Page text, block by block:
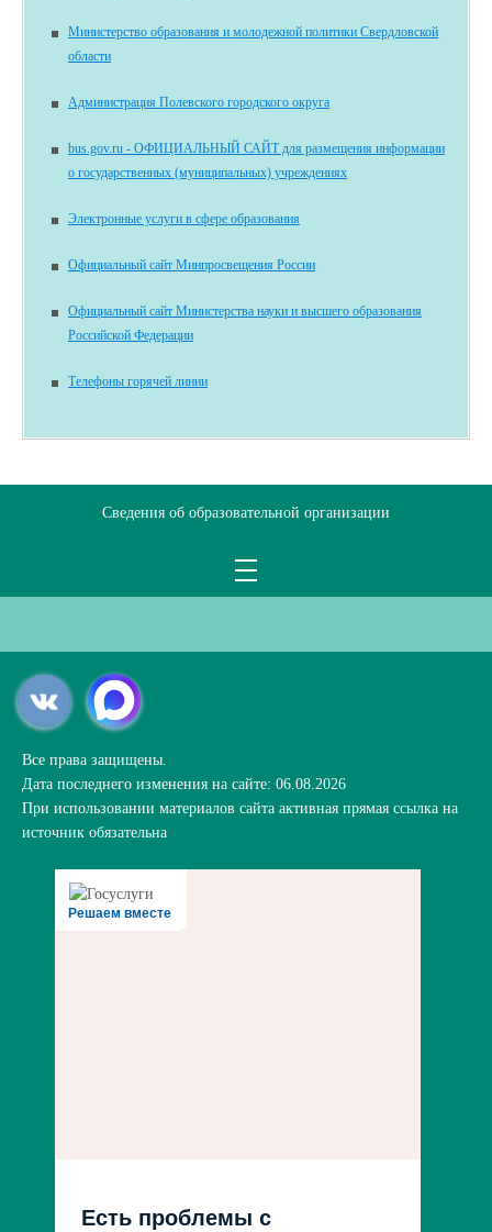
Министерство образования и молодежной политики Свердловской
области
Администрация Полевского городского округа
bus.gov.ru - ОФИЦИАЛЬНЫЙ САЙТ для размещения информации
о государственных (муниципальных) учреждениях
Электронные услуги в сфере образования
Официальный сайт Минпросвещения России
Официальный сайт Министерства науки и высшего образования
Российской Федерации
Телефоны горячей линии
Сведения об образовательной организации
Все права защищены.
Дата последнего изменения на сайте: 06.08.2026
При использовании материалов сайта активная прямая ссылка на
источник обязательна
Решаем вместе
Есть проблемы с